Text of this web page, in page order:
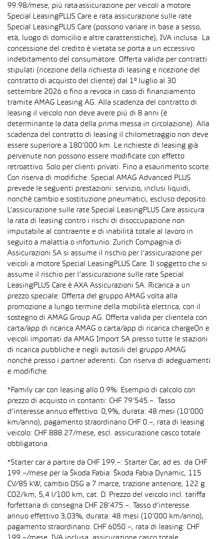
99.98/mese, più rata assicurazione per veicoli a motore
Special LeasingPLUS Care e rata assicurazione sulle rate
Special LeasingPLUS Care (possono variare in base a sesso,
età, luogo di domicilio e altre caratteristiche), IVA inclusa. La
concessione del credito è vietata se porta a un eccessivo
indebitamento del consumatore. Offerta valida per contratti
stipulati (ricezione della richiesta di leasing e ricezione del
contratto di acquisto del cliente) dal 1° luglio al 30
settembre 2026 o fino a revoca in caso di finanziamento
tramite AMAG Leasing AG. Alla scadenza del contratto di
leasing il veicolo non deve avere più di 8 anni (è
determinante la data della prima messa in circolazione). Alla
scadenza del contratto di leasing il chilometraggio non deve
essere superiore a 180’000 km. Le richieste di leasing già
pervenute non possono essere modificate con effetto
retroattivo. Solo per clienti privati. Fino a esaurimento scorte.
Con riserva di modifiche. Special AMAG Advanced PLUS
prevede le seguenti prestazioni: servizio, inclusi liquidi,
nonché cambio e sostituzione pneumatici, escluso deposito.
L’assicurazione sulle rate Special LeasingPLUS Care assicura
la rata di leasing contro i rischi di disoccupazione non
imputabile al contraente e di inabilità totale al lavoro in
seguito a malattia o infortunio. Zurich Compagnia di
Assicurazioni SA si assume il rischio per l’assicurazione per
veicoli a motore Special LeasingPLUS Care. Il soggetto che si
assume il rischio per l’assicurazione sulle rate Special
LeasingPLUS Care è AXA Assicurazioni SA. Ricarica a un
prezzo speciale: Offerta del gruppo AMAG volta alla
promozione a lungo termine della mobilità elettrica, con il
sostegno di AMAG Group AG. Offerta valida per clientela con
carta/app di ricarica AMAG o carta/app di ricarica chargeOn e
veicoli importati da AMAG Import SA presso tutte le stazioni
di ricarica pubbliche e negli autosili del gruppo AMAG
nonché presso i partner aderenti. Con riserva di adeguamenti
e modifiche.
*Family car con leasing allo 0.9%: Esempio di calcolo con
prezzo di acquisto in contanti: CHF 79’545.–. Tasso
d’interesse annuo effettivo: 0,9%, durata: 48 mesi (10’000
km/anno), pagamento straordinario CHF 0.–, rata di leasing
veicolo: CHF 888.27/mese, escl. assicurazione casco totale
obbligatoria.
*Starter car a partire da CHF 199.–: Starter Car, ad es. da CHF
199.–/mese per la Škoda Fabia: Škoda Fabia Dynamic, 115
CV/85 kW, cambio DSG a 7 marce, trazione anteriore, 122 g
CO2/km, 5,4 l/100 km, cat. D. Prezzo del veicolo incl. tariffa
forfettaria di consegna CHF 28’475.–. Tasso d’interesse
annuo effettivo 3,03%, durata: 48 mesi (10’000 km/anno),
pagamento straordinario: CHF 6050.–, rata di leasing: CHF